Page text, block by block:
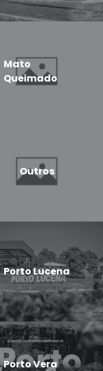
Mato
Queimado
Outros
Porto Lucena
Porto Vera